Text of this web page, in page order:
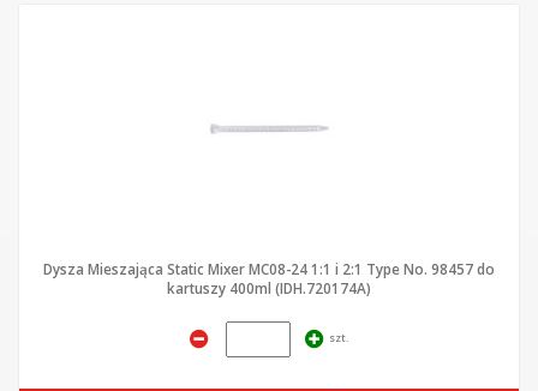
Dysza Mieszająca Static Mixer MC08-24 1:1 i 2:1 Type No. 98457 do
kartuszy 400ml (IDH.720174A)
szt.